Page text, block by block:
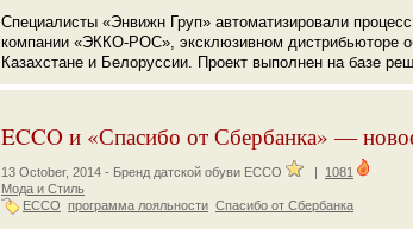
Специалисты «Энвижн Груп» автоматизировали
компании «ЭККО-РОС», эксклюзивном дистрибьюторе
Казахстане и Белоруссии. Проект выполнен на базе
ECCO и «Спасибо от Сбербанка» —
13 October, 2014 - Бренд датской обуви ECCO | 1081
Мода и Стиль
ECCO программа лояльности Спасибо от Сбербанка